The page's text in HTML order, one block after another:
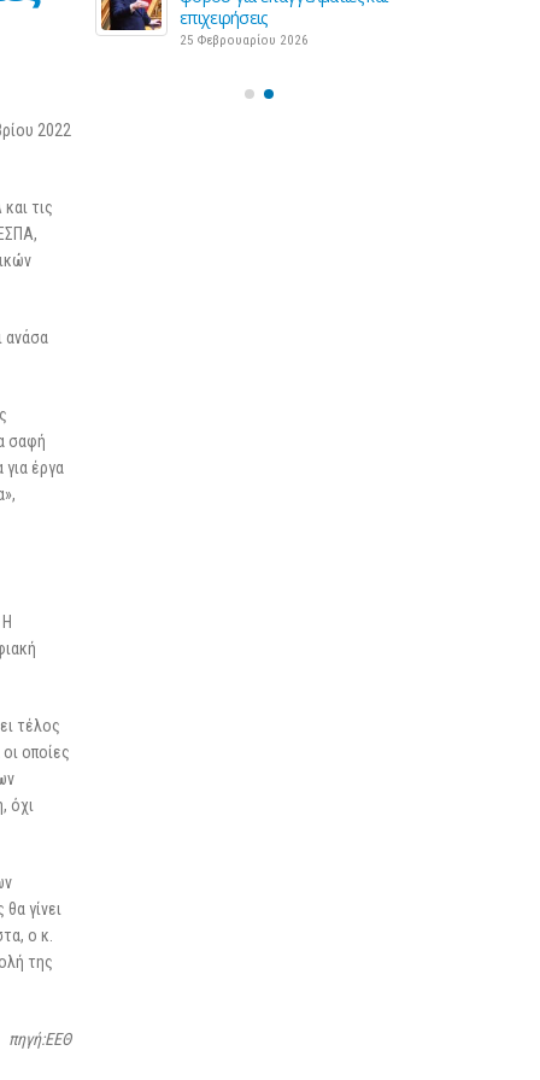
2022
τις
ανάσα
σαφή
έργα
τέλος
οποίες
όχι
γίνει
ο κ.
της
πηγή:ΕΕΘ
επιχειρήσεις
25 Φεβρουαρίου 2026